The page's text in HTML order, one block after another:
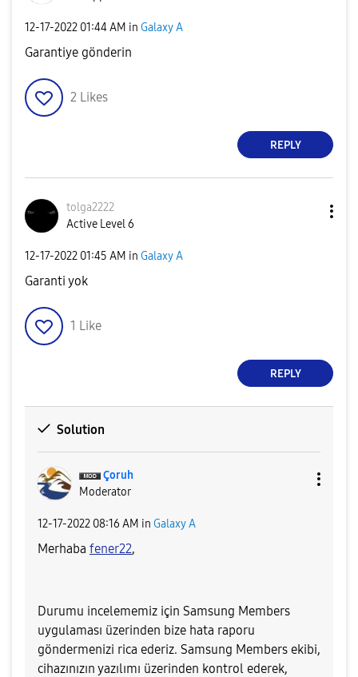
‎12-17-2022 01:44 AM in Galaxy A
Garantiye gönderin
2 Likes
REPLY
tolga2222
Active Level 6
‎12-17-2022 01:45 AM in Galaxy A
Garanti yok
1 Like
REPLY
Solution
Çoruh
Moderator
‎12-17-2022 08:16 AM in Galaxy A
Merhaba fener22,
Durumu incelememiz için Samsung Members
uygulaması üzerinden bize hata raporu
göndermenizi rica ederiz. Samsung Members ekibi,
cihazınızın yazılımı üzerinden kontrol ederek,